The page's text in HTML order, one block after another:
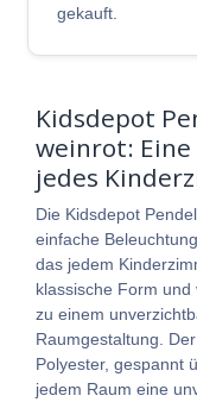
gekauft.
Kidsdepot
weinrot:
jedes
Die Kidsdepot
einfache
das jedem
klassische Form
zu einem
Raumgestaltung.
Polyester, gespannt
jedem Raum eine